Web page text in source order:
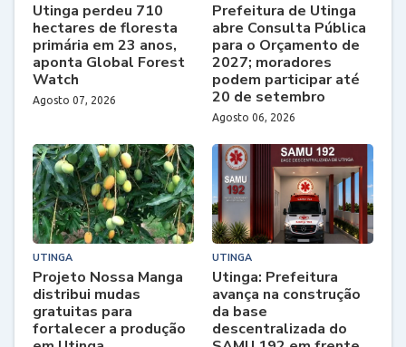
Utinga perdeu 710
hectares de floresta
primária em 23 anos,
aponta Global Forest
Watch
Agosto 07, 2026
Prefeitura de Utinga
abre Consulta Pública
para o Orçamento de
2027; moradores
podem participar até
20 de setembro
Agosto 06, 2026
UTINGA
Projeto Nossa Manga
distribui mudas
gratuitas para
fortalecer a produção
UTINGA
Utinga: Prefeitura
avança na construção
da base
descentralizada do